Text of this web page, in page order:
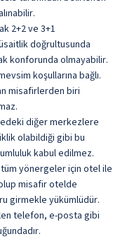
2+2 ve 3+1
doğrultusunda
konforunda olmayabilir.
koşullarına bağlı.
misafirlerden biri
diğer merkezlere
olabildiği gibi bu
kabul edilmez.
yönergeler için otel ile
misafir otelde
girmekle yükümlüdür.
telefon, e-posta gibi